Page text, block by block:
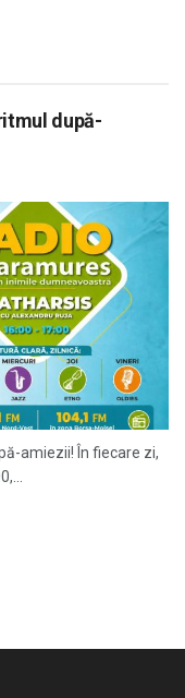
după-
amiezii! În fiecare zi,